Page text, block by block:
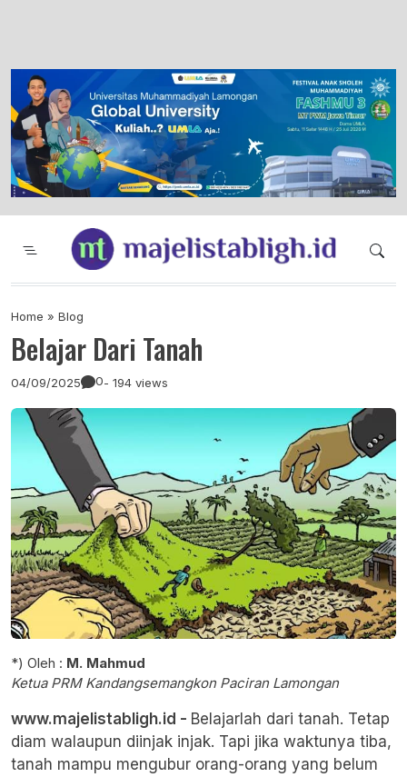
Majelis Tabligh Muhammadiyah
Syiar Dakwah Islam Berkemajuan dan
Home » Blog
Belajar Dari Tanah
04/09/2025 0- 194 views
*) Oleh : M. Mahmud
Ketua PRM Kandangsemangkon Paciran Lamongan
www.majelistabligh.id - Belajarlah dari tanah. Tetap
diam walaupun diinjak injak. Tapi jika waktunya tiba,
tanah mampu mengubur orang-orang yang belum